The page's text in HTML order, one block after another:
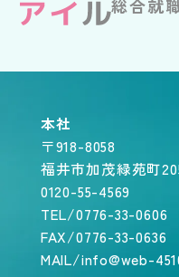
総合就
本社
〒918-8058
福井市加茂緑苑町
0120-55-4569
TEL/0776-33-0606
FAX/0776-33-0636
MAIL/info@web-